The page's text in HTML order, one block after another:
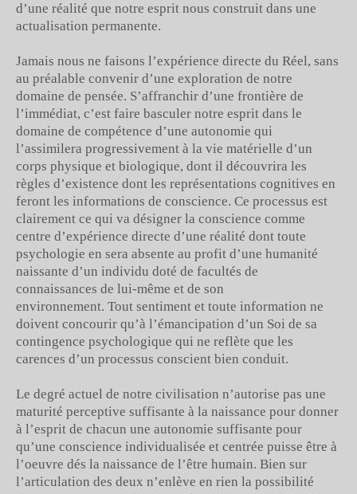
d’une réalité que notre esprit nous construit dans une
actualisation permanente.
Jamais nous ne faisons l’expérience directe du Réel, sans
au préalable convenir d’une exploration de notre
domaine de pensée. S’affranchir d’une frontière de
l’immédiat, c’est faire basculer notre esprit dans le
domaine de compétence d’une autonomie qui
l’assimilera progressivement à la vie matérielle d’un
corps physique et biologique, dont il découvrira les
règles d’existence dont les représentations cognitives en
feront les informations de conscience. Ce processus est
clairement ce qui va désigner la conscience comme
centre d’expérience directe d’une réalité dont toute
psychologie en sera absente au profit d’une humanité
naissante d’un individu doté de facultés de
connaissances de lui-même et de son
environnement. Tout sentiment et toute information ne
doivent concourir qu’à l’émancipation d’un Soi de sa
contingence psychologique qui ne reflète que les
carences d’un processus conscient bien conduit.
Le degré actuel de notre civilisation n’autorise pas une
maturité perceptive suffisante à la naissance pour donner
à l’esprit de chacun une autonomie suffisante pour
qu’une conscience individualisée et centrée puisse être à
l’oeuvre dés la naissance de l’être humain. Bien sur
l’articulation des deux n’enlève en rien la possibilité